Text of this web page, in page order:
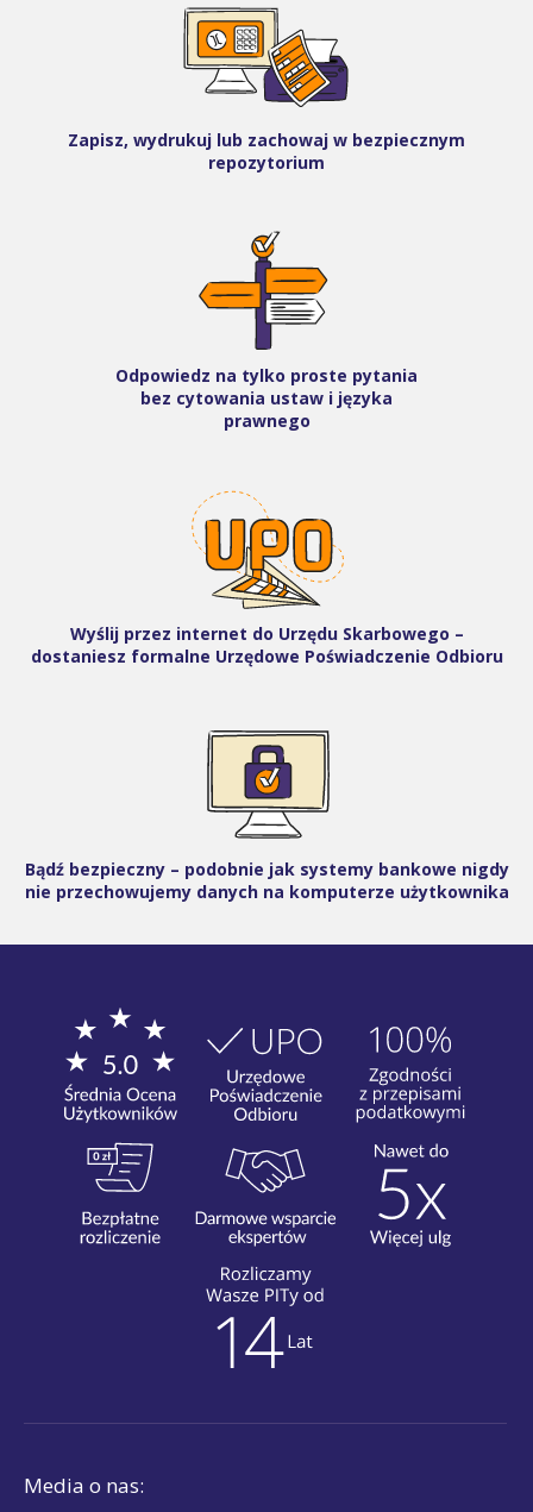
Zapisz, wydrukuj lub zachowaj w bezpiecznym
repozytorium
Odpowiedz na tylko proste pytania
bez cytowania ustaw i języka
prawnego
Wyślij przez internet do Urzędu Skarbowego –
dostaniesz formalne Urzędowe Poświadczenie Odbioru
Bądź bezpieczny – podobnie jak systemy bankowe nigdy
nie przechowujemy danych na komputerze użytkownika
Media o nas: